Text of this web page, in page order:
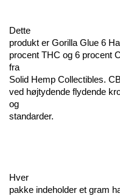
Dette
produkt er Gorilla Glue 6
procent THC og 6 procent
fra
Solid Hemp Collectibles.
ved højtydende flydende
og
standarder.
Hver
pakke indeholder et gram